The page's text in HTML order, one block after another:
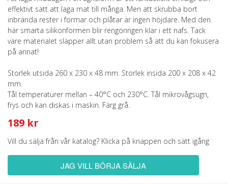
effektivt sätt att laga mat till många. Men att skrubba bort
inbrända rester i formar och plåtar är ingen höjdare. Med den
här smarta silikonformen blir rengöringen klar i ett nafs. Tack
vare materialet släpper allt utan problem så att du kan fokusera
på annat!
Storlek utsida 260 x 230 x 48 mm. Storlek insida 200 x 208 x 42
mm.
Tål temperaturer mellan – 40°C och 230°C. Tål mikrovågsugn,
frys och kan diskas i maskin. Färg grå.
189 kr
Vill du sälja från vår katalog? Klicka på knappen och sätt igång
JAG VILL BÖRJA SÄLJA